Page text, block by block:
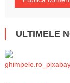
ULTIMELE